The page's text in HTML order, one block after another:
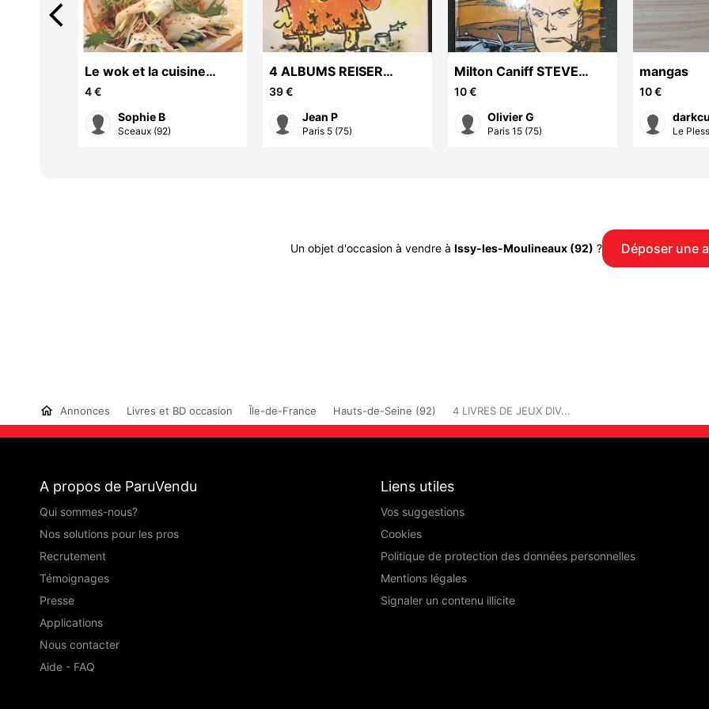
Le wok et la cuisine
chinoise
4 €
Sophie B
Sceaux (92)
4 ALBUMS REISER
éditions du square
39 €
Jean P
Paris 5 (75)
Milton Caniff STEVE
CANYON T2 EO
10 €
Olivier G
Paris 15 (75)
mangas
10 €
Le
arrow_back_ios
Un objet d'occasion à vendre à Issy-les-Moulineaux (92) ? Déposer une
Annonces Livres et BD occasion Île-de-France Hauts-de-Seine (92) 4 LIVRES DE JEUX DIV...
A propos de ParuVendu
Qui sommes-nous?
Nos solutions pour les pros
Recrutement
Témoignages
Presse
Applications
Nous contacter
Aide - FAQ
Liens utiles
Vos suggestions
Cookies
Politique de protection des données personnelles
Mentions légales
Signaler un contenu illicite